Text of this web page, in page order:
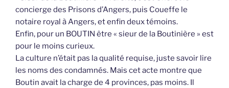
concierge des Prisons d’Angers, puis Coueffe le
notaire royal à Angers, et enfin deux témoins.
Enfin, pour un BOUTIN être « sieur de la Boutinière » est
pour le moins curieux.
La culture n’était pas la qualité requise, juste savoir lire
les noms des condamnés. Mais cet acte montre que
Boutin avait la charge de 4 provinces, pas moins. Il